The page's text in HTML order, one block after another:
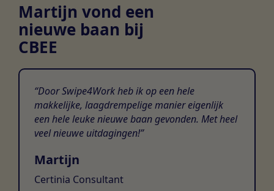
Martijn vond een
nieuwe baan bij
CBEE
Door Swipe4Work heb ik op een hele
makkelijke, laagdrempelige manier eigenlijk
een hele leuke nieuwe baan gevonden. Met heel
veel nieuwe uitdagingen!
Martijn
Certinia Consultant